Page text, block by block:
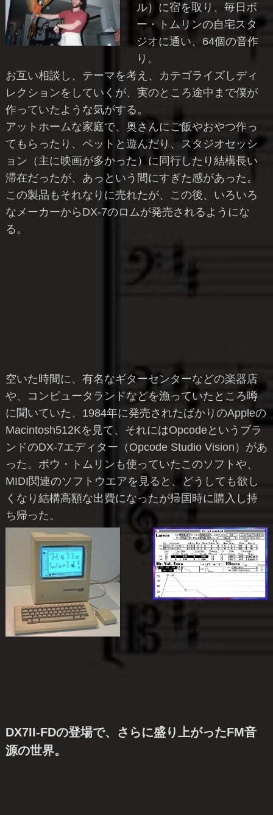
ル）に宿を取り、毎日ボ
ー・トムリンの自宅スタ
ジオに通い、64個の音作
り。
お互い相談し、テーマを考え、カテゴライズしディ
レクションをしていくが、実のところ途中まで僕が
作っていたような気がする。
アットホームな家庭で、奥さんにご飯やおやつ作っ
てもらったり、ペットと遊んだり、スタジオセッシ
ョン（主に映画が多かった）に同行したり結構長い
滞在だったが、あっという間にすぎた感があった。
この製品もそれなりに売れたが、この後、いろいろ
なメーカーからDX-7のロムが発売されるようにな
る。
空いた時間に、有名なギターセンターなどの楽器店
や、コンピュータランドなどを漁っていたところ噂
に聞いていた、1984年に発売されたばかりのAppleの
Macintosh512Kを見て、それにはOpcodeというブラ
ンドのDX-7エディター（Opcode Studio Vision）があ
った。ボウ・トムリンも使っていたこのソフトや、
MIDI関連のソフトウエアを見ると、どうしても欲し
くなり結構高額な出費になったが帰国時に購入し持
ち帰った。
DX7II-FDの登場で、さらに盛り上がったFM音
源の世界。